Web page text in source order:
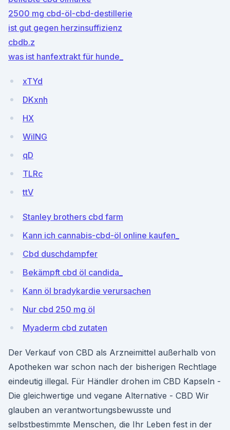
2500 mg cbd-öl-cbd-destillerie
ist gut gegen herzinsuffizienz
cbdb.z
was ist hanfextrakt für hunde_
xTYd
DKxnh
HX
WiING
qD
TLRc
ttV
Stanley brothers cbd farm
Kann ich cannabis-cbd-öl online kaufen_
Cbd duschdampfer
Bekämpft cbd öl candida_
Kann öl bradykardie verursachen
Nur cbd 250 mg öl
Myaderm cbd zutaten
Der Verkauf von CBD als Arzneimittel außerhalb von
Apotheken war schon nach der bisherigen Rechtlage
eindeutig illegal. Für Händler drohen im CBD Kapseln -
Die gleichwertige und vegane Alternative - CBD Wir
glauben an verantwortungsbewusste und
selbstbestimmte Menschen, die Ihr Leben fest in der